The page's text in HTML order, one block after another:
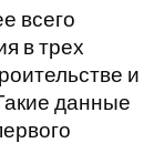
всего
в трех
и
данные